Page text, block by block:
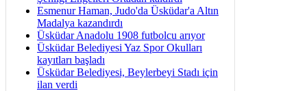
Esmenur Haman, Judo'da Üsküdar'a Altın
Madalya kazandırdı
Üsküdar Anadolu 1908 futbolcu arıyor
Üsküdar Belediyesi Yaz Spor Okulları
kayıtları başladı
Üsküdar Belediyesi, Beylerbeyi Stadı için
ilan verdi